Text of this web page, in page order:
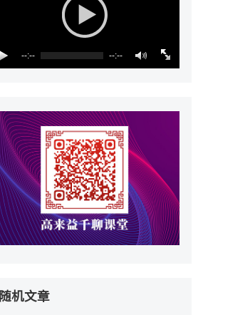
--:-- --:--
随机文章